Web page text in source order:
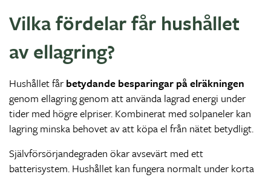
Vilka fördelar får hushållet
av ellagring?
Hushållet fårbetydande besparingar på elräkningen
genom ellagring genom att använda lagrad energi under
tider med högre elpriser. Kombinerat med solpaneler kan
lagring minska behovet av att köpa el från nätet betydligt.
Självförsörjandegraden ökar avsevärt med ett
batterisystem. Hushållet kan fungera normalt under korta